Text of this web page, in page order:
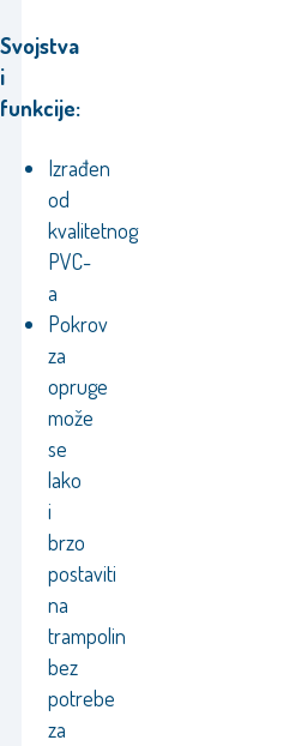
Svojstva
i
funkcije:
Izrađen
od
kvalitetnog
PVC-
a
Pokrov
za
opruge
može
se
lako
i
brzo
postaviti
na
trampolin
bez
potrebe
za